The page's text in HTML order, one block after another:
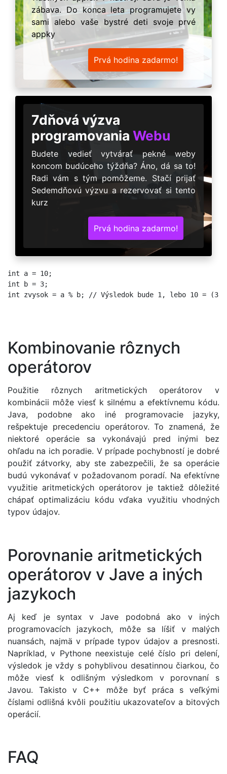
zábava. Do konca leta programujete vy
sami alebo vaše bystré deti svoje prvé
appky
Prvá hodina zadarmo!
7dňová výzva
programovania Webu
Budete vedieť vytvárať pekné weby
koncom budúceho týždňa? Áno, dá sa to!
Radi vám s tým pomôžeme. Stačí prijať
Sedemdňovú výzvu a rezervovať si tento
kurz
Prvá hodina zadarmo!
int a = 10;
int b = 3;
int zvysok = a % b; // Výsledok bude 1, lebo 10 = (3
Kombinovanie rôznych
operátorov
Použitie rôznych aritmetických operátorov v
kombinácii môže viesť k silnému a efektívnemu kódu.
Java, podobne ako iné programovacie jazyky,
rešpektuje precedenciu operátorov. To znamená, že
niektoré operácie sa vykonávajú pred inými bez
ohľadu na ich poradie. V prípade pochybností je dobré
použiť zátvorky, aby ste zabezpečili, že sa operácie
budú vykonávať v požadovanom poradí. Na efektívne
využitie aritmetických operátorov je taktiež dôležité
chápať optimalizáciu kódu vďaka využitiu vhodných
typov údajov.
Porovnanie aritmetických
operátorov v Jave a iných
jazykoch
Aj keď je syntax v Jave podobná ako v iných
programovacích jazykoch, môže sa líšiť v malých
nuansách, najmä v prípade typov údajov a presnosti.
Napríklad, v Pythone neexistuje celé číslo pri delení,
výsledok je vždy s pohyblivou desatinnou čiarkou, čo
môže viesť k odlišným výsledkom v porovnaní s
Javou. Takisto v C++ môže byť práca s veľkými
číslami odlišná kvôli použitiu ukazovateľov a bitových
operácií.
FAQ